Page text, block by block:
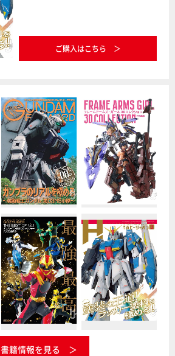
ご購入はこちら
書籍情報を見る